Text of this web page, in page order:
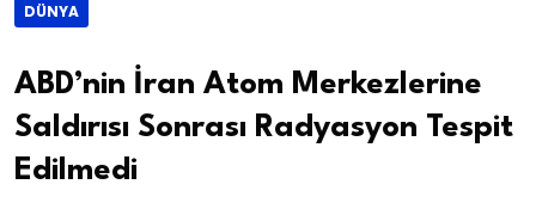
DÜNYA
ABD’nin İran Atom Merkezlerine
Saldırısı Sonrası Radyasyon Tespit
Edilmedi